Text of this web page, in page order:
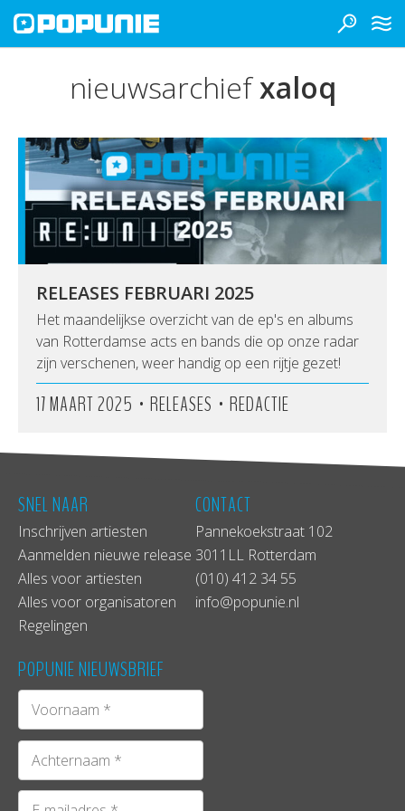
nieuwsarchiefxaloq
RELEASES FEBRUARI 2025
Het maandelijkse overzicht van de ep's en albums
van Rotterdamse acts en bands die op onze radar
zijn verschenen, weer handig op een rijtje gezet!
17 MAART 2025 • RELEASES • REDACTIE
SNEL NAAR
Inschrijven artiesten
Aanmelden nieuwe release
Alles voor artiesten
Alles voor organisatoren
Regelingen
CONTACT
Pannekoekstraat 102
3011LL Rotterdam
(010) 412 34 55
info@popunie.nl
POPUNIE NIEUWSBRIEF